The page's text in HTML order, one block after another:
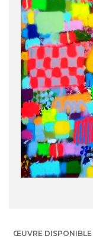
ŒUVRE DISPONIBLE